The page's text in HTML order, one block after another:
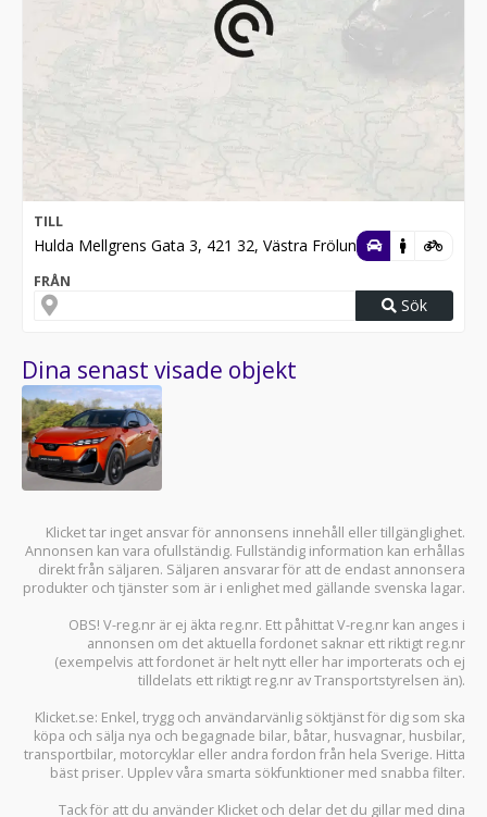
TILL
Hulda Mellgrens Gata 3, 421 32, Västra Frölunda
FRÅN
Sök
Dina senast visade objekt
Klicket tar inget ansvar för annonsens innehåll eller tillgänglighet.
Annonsen kan vara ofullständig. Fullständig information kan erhållas
direkt från säljaren. Säljaren ansvarar för att de endast annonsera
produkter och tjänster som är i enlighet med gällande svenska lagar.
OBS! V-reg.nr är ej äkta reg.nr. Ett påhittat V-reg.nr kan anges i
annonsen om det aktuella fordonet saknar ett riktigt reg.nr
(exempelvis att fordonet är helt nytt eller har importerats och ej
tilldelats ett riktigt reg.nr av Transportstyrelsen än).
Klicket.se: Enkel, trygg och användarvänlig söktjänst för dig som ska
köpa och sälja nya och begagnade bilar, båtar, husvagnar, husbilar,
transportbilar, motorcyklar eller andra fordon från hela Sverige. Hitta
bäst priser. Upplev våra smarta sökfunktioner med snabba filter.
Tack för att du använder Klicket och delar det du gillar med dina